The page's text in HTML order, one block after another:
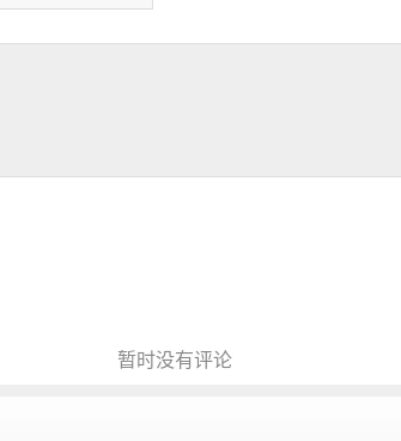
暂时没有评论